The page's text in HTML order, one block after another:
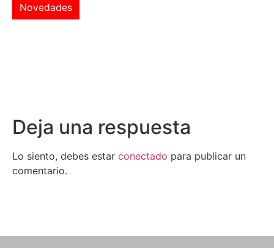
Novedades
Deja una respuesta
Lo siento, debes estar conectado para publicar un
comentario.